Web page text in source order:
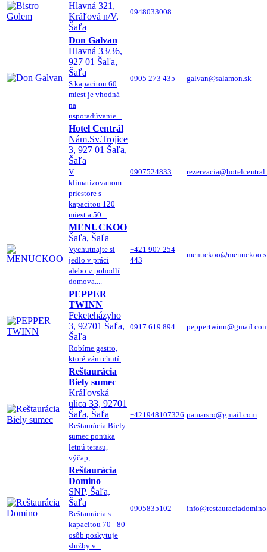
Hlavná 321,
Kráľová n/V,
Šaľa
0948033008
Don Galvan
Hlavná 33/36,
927 01 Šaľa,
Šaľa
S kapacitou 60
miest je vhodná
na
usporadúvanie...
0905 273 435 galvan@salamon.sk
Hotel Centrál
Nám.Sv.Trojice
3, 927 01 Šaľa,
Šaľa
V
klimatizovanom
priestore s
kapacitou 120
miest a 50...
0907524833
MENUCKOO
Šaľa, Šaľa
Vychutnajte si
jedlo v práci
alebo v pohodlí
domova....
+421 907 254
443
PEPPER
TWINN
Feketeházyho
3, 92701 Šaľa,
Šaľa
Robíme gastro,
ktoré vám chutí.
0917 619 894
Reštaurácia
Biely sumec
Kráľovská
ulica 33, 92701
Šaľa, Šaľa
Reštaurácia Biely
sumec ponúka
letnú terasu,
výčap,...
+421948107326 pamarsro@gmail.com
Reštaurácia
Domino
SNP, Šaľa,
Šaľa
Reštaurácia s
kapacitou 70 - 80
osôb poskytuje
služby v...
0905835102